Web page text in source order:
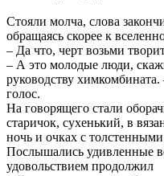
Стояли молча, слова
обращаясь скорее к
– Да что, черт возьми
– А это молодые люди,
руководству
голос.
На говорящего стали
старичок, сухенький, в
ночь и очках с
Послышались удивленные
удовольствием продолжил